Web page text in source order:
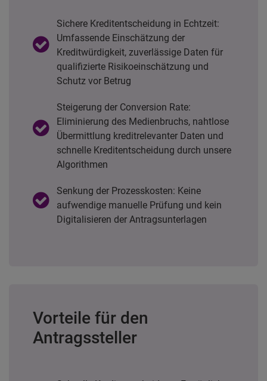
Sichere Kreditentscheidung in Echtzeit:
Umfassende Einschätzung der
Kreditwürdigkeit, zuverlässige Daten für
qualifizierte Risikoeinschätzung und
Schutz vor Betrug
Steigerung der Conversion Rate:
Eliminierung des Medienbruchs, nahtlose
Übermittlung kreditrelevanter Daten und
schnelle Kreditentscheidung durch unsere
Algorithmen
Senkung der Prozesskosten: Keine
aufwendige manuelle Prüfung und kein
Digitalisieren der Antragsunterlagen
Vorteile für den
Antragssteller